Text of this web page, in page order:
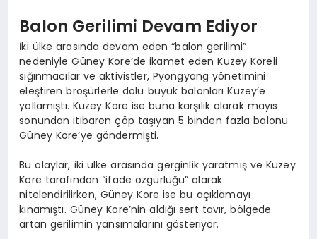
Balon Gerilimi Devam Ediyor
İki ülke arasında devam eden “balon gerilimi”
nedeniyle Güney Kore’de ikamet eden Kuzey Koreli
sığınmacılar ve aktivistler, Pyongyang yönetimini
eleştiren broşürlerle dolu büyük balonları Kuzey’e
yollamıştı. Kuzey Kore ise buna karşılık olarak mayıs
sonundan itibaren çöp taşıyan 5 binden fazla balonu
Güney Kore’ye göndermişti.
Bu olaylar, iki ülke arasında gerginlik yaratmış ve Kuzey
Kore tarafından “ifade özgürlüğü” olarak
nitelendirilirken, Güney Kore ise bu açıklamayı
kınamıştı. Güney Kore’nin aldığı sert tavır, bölgede
artan gerilimin yansımalarını gösteriyor.